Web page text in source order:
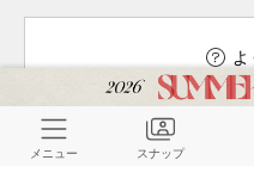
よ
メニュー スナップ